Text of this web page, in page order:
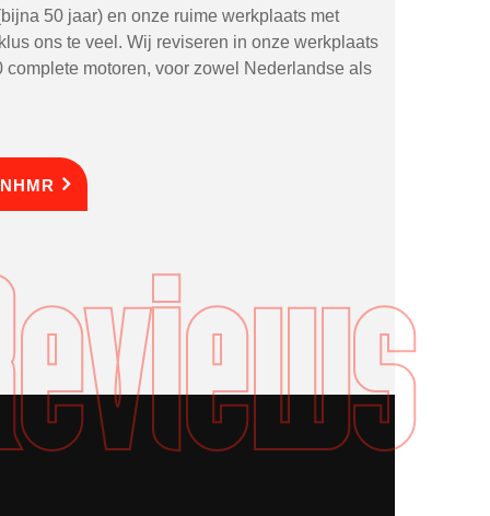
50 jaar) en onze ruime werkplaats met
ons te veel. Wij reviseren in onze werkplaats
motoren, voor zowel Nederlandse als